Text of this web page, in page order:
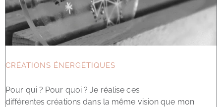
CRÉATIONS ÉNERGÉTIQUES
Pour qui ? Pour quoi ? Je réalise ces
différentes créations dans la même vision que mon